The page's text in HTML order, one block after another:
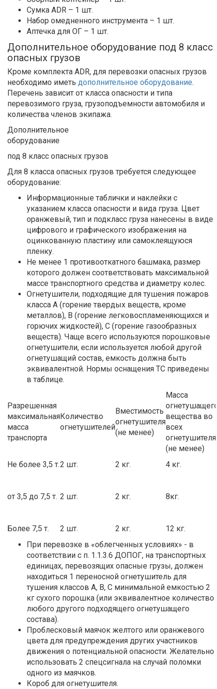
Сумка ADR – 1 шт.
Набор омедненного инструмента – 1 шт.
Аптечка для ОГ – 1 шт.
Дополнительное оборудование под 8 класс
опасных грузов
Кроме комплекта ADR, для перевозки опасных грузов
необходимо иметь дополнительное оборудование.
Перечень зависит от класса опасности и типа
перевозимого груза, грузоподъемности автомобиля и
количества членов экипажа.
Дополнительное
оборудование
под 8 класс опасных грузов
Для 8 класса опасных грузов требуется следующее
оборудование:
Информационные таблички и наклейки с
указанием класса опасности и вида груза. Цвет
оранжевый, тип и подкласс груза нанесены в виде
цифрового и графического изображения на
оцинкованную пластину или самоклеящуюся
пленку.
Не менее 1 противооткатного башмака, размер
которого должен соответствовать максимальной
массе транспортного средства и диаметру колес.
Огнетушители, подходящие для тушения пожаров
класса А (горение твердых веществ, кроме
металлов), В (горение легковоспламеняющихся и
горючих жидкостей), С (горение газообразных
веществ). Чаще всего используются порошковые
огнетушители, если используется любой другой
огнетушащий состав, емкость должна быть
эквивалентной. Нормы оснащения ТС приведены
в таблице.
Разрешенная
максимальная
масса
транспорта
Количество
огнетушителей
Вместимость
огнетушителя
(не менее)
Масса
вещества во
всех
(не менее)
Не более 3,5 т.2 шт. 2 кг. 4 кг.
от 3,5 до 7,5 т. 2 шт. 2 кг. 8кг.
Более 7,5 т. 2 шт. 2 кг.
12 кг.
При перевозке в «облегченных условиях» - в
соответствии с п. 1.1.3.6 ДОПОГ, на транспортных
единицах, перевозящих опасные грузы, должен
находиться 1 переносной огнетушитель для
тушения классов А, В, С минимальной емкостью 2
кг сухого порошка (или эквивалентное количество
любого другого подходящего огнетушащего
состава).
Проблесковый маячок желтого или оранжевого
цвета для предупреждения других участников
движения о потенциальной опасности. Желательно
использовать 2 спецсигнала на случай поломки
одного из маячков.
Короб для огнетушителя.